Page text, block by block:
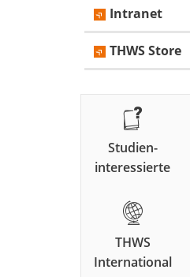
Intranet
THWS Store
Studien-
interessierte
THWS
International